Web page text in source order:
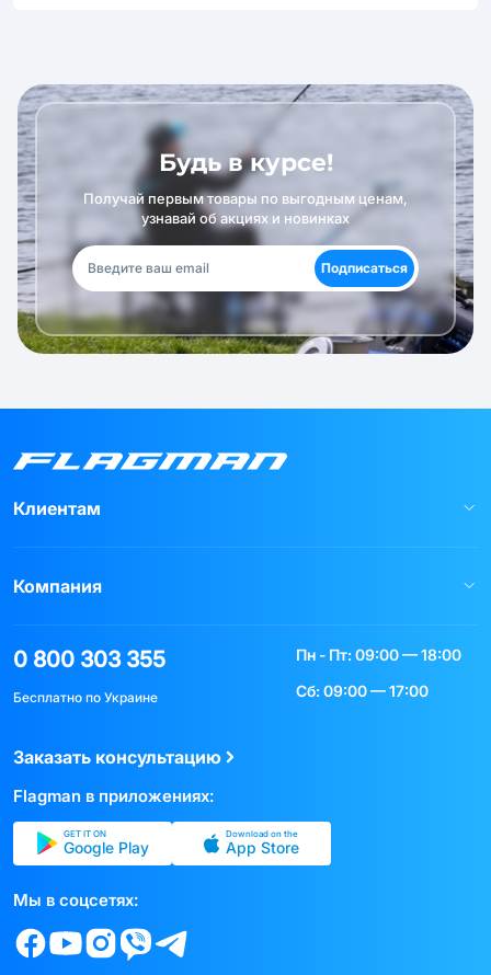
Будь в курсе!
Получай первым товары по выгодным ценам,
узнавай об акциях и новинках
Подписаться
Клиентам
Компания
0 800 303 355
Бесплатно по Украине
Пн - Пт: 09:00 — 18:00
Сб: 09:00 — 17:00
Заказать консультацию
Flagman в приложениях:
GET IT ON
Google Play
Download on the
App Store
Мы в соцсетях: